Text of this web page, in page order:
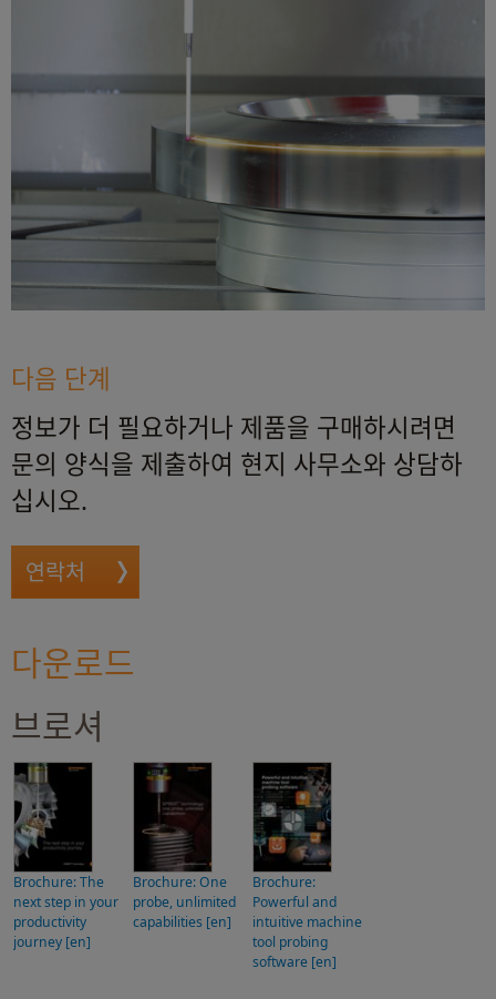
다음 단계
정보가 더 필요하거나 제품을 구매하시려면
문의 양식을 제출하여 현지 사무소와 상담하
십시오.
연락처
다운로드
브로셔
Brochure: The
next step in your
productivity
journey [en]
Brochure: One
probe, unlimited
capabilities [en]
Brochure:
Powerful and
intuitive machine
tool probing
software [en]